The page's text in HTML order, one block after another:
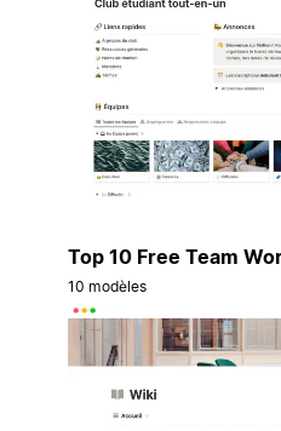
Top 10 Free Team
10 modèles